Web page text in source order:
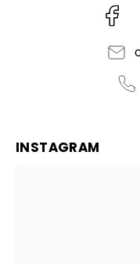
INSTAGRAM